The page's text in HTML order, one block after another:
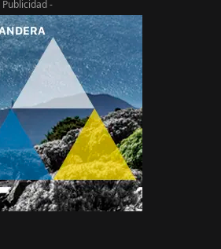
Publicidad -